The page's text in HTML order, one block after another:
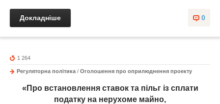
0
Докладніше
1 264
Регуляторна політика / Оголошення про оприлюднення проекту
«Про встановлення ставок та пільг із сплати
податку на нерухоме майно,